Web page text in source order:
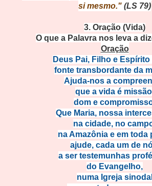
simesmo." (LS 79)
3. Oração (Vida)
O que a Palavra nos leva a
Oração
Deus Pai, Filho e Espírito
fonte transbordante da
Ajuda-nos a
que a vida é
dom e
Que Maria, nossa
na cidade, no
na Amazônia e em toda
ajude, cada um de
a ser testemunhas
do Evangelho,
numa Igreja sinodal